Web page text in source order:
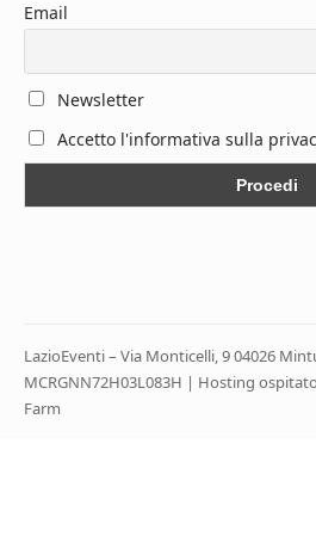
Email
Newsletter
Accetto l'informativa sulla
LazioEventi – Via Monticelli, 9 04026
MCRGNN72H03L083H | Hosting
Farm